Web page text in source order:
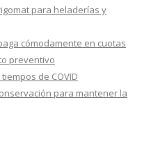
para heladerías y
cómodamente en cuotas
preventivo
de COVID
para mantener la